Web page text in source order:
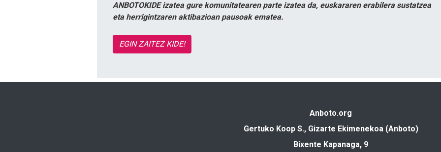
ANBOTOKIDE izatea gure komunitatearen parte izatea da, euskararen erabilera sustatzea
eta herrigintzaren aktibazioan pausoak ematea.
EGIN ZAITEZ KIDE!
Anboto.org
Gertuko Koop S., Gizarte Ekimenekoa (Anboto)
Bixente Kapanaga, 9